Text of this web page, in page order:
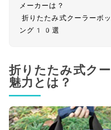
メーカーは？
折りたたみ式クーラーボ
ング10選
折りたたみ式ク
魅力とは？